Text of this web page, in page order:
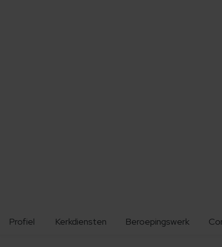
Profiel Kerkdiensten Beroepingswerk